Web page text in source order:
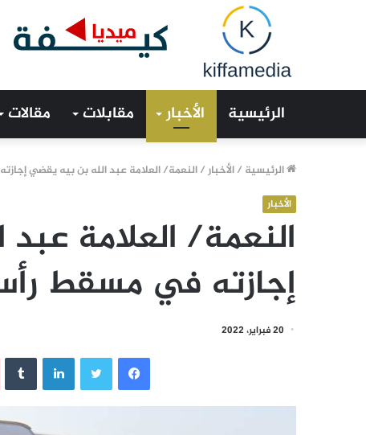
الرئيسية الأخبار مقابلات مقالات
الرئيسية /الأخبار/النعمة/ العلامة عبد الله بن بيه يقضي
الأخبار
النعمة/ العلامة
إجازته في مسقط
20 فبراير، 2022
فيسبوك لينكدإن